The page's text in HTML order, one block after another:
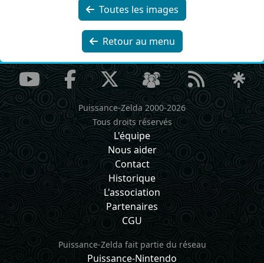
Toutes les images
Retour au menu
Puissance-Zelda 2000-2026
Tous droits réservés
L'équipe
Nous aider
Contact
Historique
L'association
Partenaires
CGU
Puissance-Zelda fait partie du réseau
Puissance-Nintendo